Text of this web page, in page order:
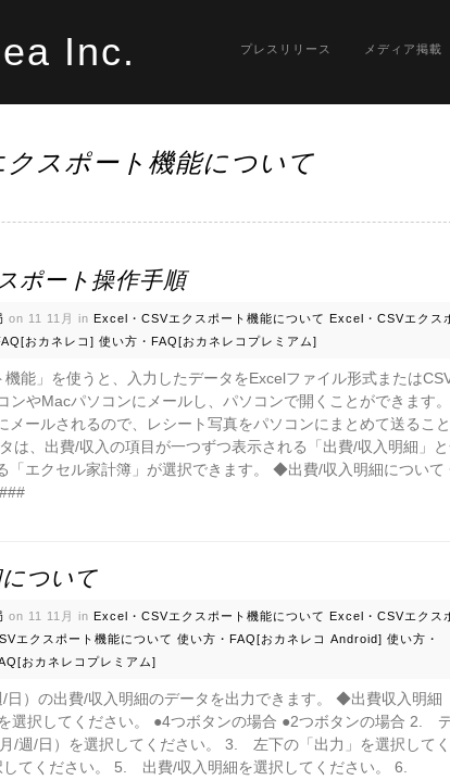
Inc. プレスリリース メディア掲載
スポート機能について
ポート操作手順
on 11 11月 in Excel・CSVエクスポート機能について Excel・CSVエクス
おカネレコ] 使い方・FAQ[おカネレコプレミアム]
機能」を使うと、入力したデータをExcelファイル形式または
ンやMacパソコンにメールし、パソコンで開くことができます
メールされるので、レシート写真をパソコンにまとめて送るこ
は、出費/収入の項目が一つずつ表示される「出費/収入明細」
「エクセル家計簿」が選択できます。 ◆出費/収入明細につい
ついて
on 11 11月 in Excel・CSVエクスポート機能について Excel・CSVエクス
エクスポート機能について 使い方・FAQ[おカネレコ Android] 使い方・
おカネレコプレミアム]
日）の出費/収入明細のデータを出力できます。 ◆出費収入明細
選択してください。 ●4つボタンの場合 ●2つボタンの場合 2.
/週/日）を選択してください。 3. 左下の「出力」を選択して
てください。 5. 出費/収入明細を選択してください。 6.